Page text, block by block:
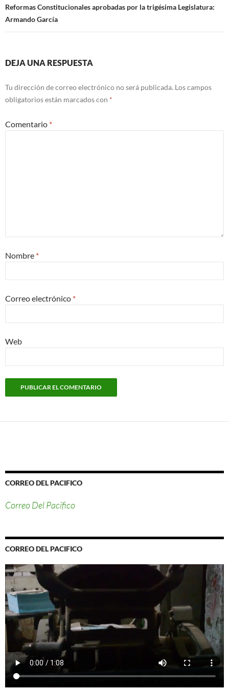
Reformas Constitucionales aprobadas por la trigésima Legislatura:
Armando García
DEJA UNA RESPUESTA
Tu dirección de correo electrónico no será publicada. Los campos
obligatorios están marcados con *
Comentario *
Nombre *
Correo electrónico *
Web
CORREO DEL PACIFICO
Correo Del Pacifico
CORREO DEL PACIFICO